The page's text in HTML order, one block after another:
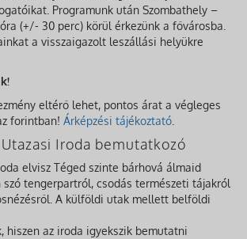
Programunk után Szombathely –
(+/- 30 perc) körül érkezünk a fővárosba.
a visszaigazolt leszállási helyükre
eltérő lehet, pontos árat a végleges
forintban! Árképzési tájékoztató
Iroda bemutatkozó
elvisz Téged szinte bárhová álmaid
szó tengerpartról, csodás természeti tájakról
A külföldi utak mellett belföldi
hiszen az iroda igyekszik bemutatni